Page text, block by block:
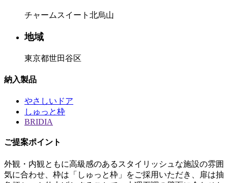
チャームスイート北烏山
地域
東京都世田谷区
納入製品
やさしいドア
しゅっと枠
BRIDIA
ご提案ポイント
外観・内観ともに高級感のあるスタイリッシュな施設の雰囲
気に合わせ、枠は「しゅっと枠」をご採用いただき、扉は抽